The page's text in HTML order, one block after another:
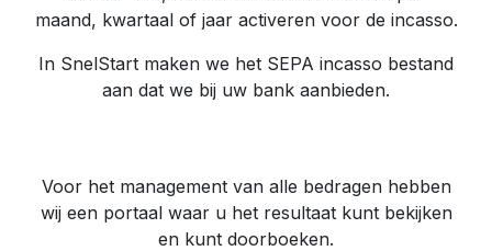
maand, kwartaal of jaar activeren voor de incasso.
In SnelStart maken we het SEPA incasso bestand
aan dat we bij uw bank aanbieden.
Voor het management van alle bedragen hebben
wij een portaal waar u het resultaat kunt bekijken
en kunt doorboeken.